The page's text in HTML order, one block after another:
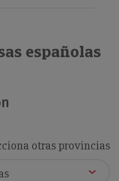
españolas
otras provincias